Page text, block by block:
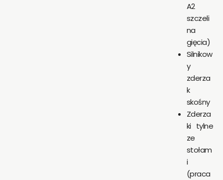
A2
szczeli
na
gięcia)
Silnikow
y
zderza
k
skośny
Zderza
ki tylne
ze
stołam
i
(praca